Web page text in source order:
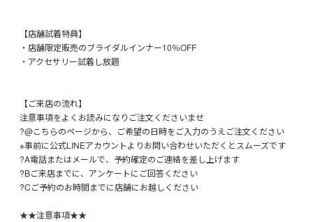
【店舗試着特典】
・店舗限定販売のブライダルインナー10％OFF
・アクセサリー試着し放題
【ご来店の流れ】
注意事項をよくお読みになりご注文くださいませ
?@こちらのページから、ご希望の日時をご入力のうえご注文ください
※事前に公式LINEアカウントよりお問い合わせいただくとスムーズです
?A電話またはメールで、予約確定のご連絡を差し上げます
?Bご来店までに、アンケートにご回答ください
?Cご予約のお時間までに店舗にお越しください
★★注意事項★★